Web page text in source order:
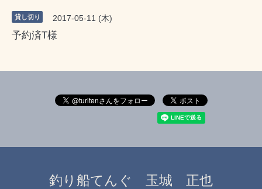
貸し切り 2017-05-11 (木)
予約済T様
釣り船てんぐ 玉城 正也